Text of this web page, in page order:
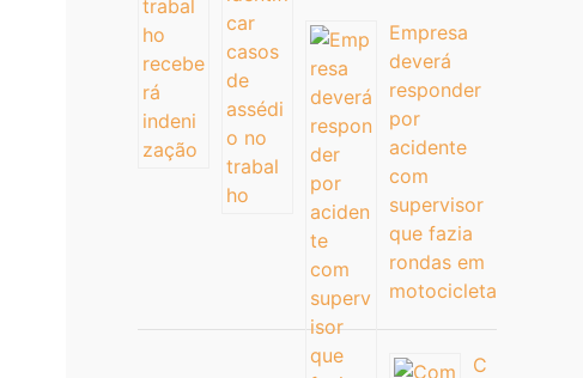
Empresa
deverá
responder
por
acidente
com
supervisor
que fazia
rondas em
motocicleta
C